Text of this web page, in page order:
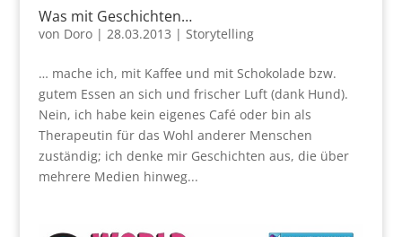
Was mit Geschichten…
von Doro| 28.03.2013 | Storytelling
… mache ich, mit Kaffee und mit Schokolade bzw.
gutem Essen an sich und frischer Luft (dank Hund).
Nein, ich habe kein eigenes Café oder bin als
Therapeutin für das Wohl anderer Menschen
zuständig; ich denke mir Geschichten aus, die über
mehrere Medien hinweg...